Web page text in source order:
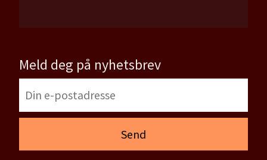
Meld deg på nyhetsbrev